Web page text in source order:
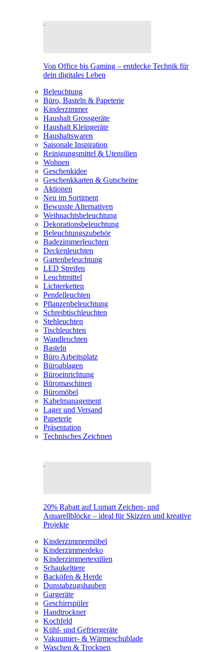
Von Office bis Gaming – entdecke Technik für
dein digitales Leben
Beleuchtung
Büro, Basteln & Papeterie
Kinderzimmer
Haushalt Grossgeräte
Haushalt Kleingeräte
Haushaltswaren
Saisonale Inspiration
Reinigungsmittel & Utensilien
Wohnen
Geschenkidee
Geschenkkarten & Gutscheine
Aktionen
Neu im Sortiment
Bewusste Alternativen
Weihnachtsbeleuchtung
Dekorationsbeleuchtung
Beleuchtungszubehör
Badezimmerleuchten
Deckenleuchten
Gartenbeleuchtung
LED Streifen
Leuchtmittel
Lichterketten
Pendelleuchten
Pflanzenbeleuchtung
Schreibtischleuchten
Stehleuchten
Tischleuchten
Wandleuchten
Basteln
Büro Arbeitsplatz
Büroablagen
Büroeinrichtung
Büromaschinen
Büromöbel
Kabelmanagement
Lager und Versand
Papeterie
Präsentation
Technisches Zeichnen
20% Rabatt auf Lumart Zeichen- und
Aquarellblöcke – ideal für Skizzen und kreative
Projekte
Kinderzimmermöbel
Kinderzimmerdeko
Kinderzimmertextilien
Schaukeltiere
Backöfen & Herde
Dunstabzugshauben
Gargeräte
Geschirrspüler
Handtrockner
Kochfeld
Kühl- und Gefriergeräte
Vakuumier- & Wärmeschublade
Waschen & Trocknen